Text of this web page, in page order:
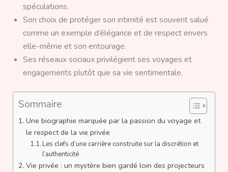
spéculations.
Son choix de protéger son intimité est souvent salué
comme un exemple d’élégance et de respect envers
elle-même et son entourage.
Ses réseaux sociaux privilégient ses voyages et
engagements plutôt que sa vie sentimentale.
Sommaire
Une biographie marquée par la passion du voyage et
le respect de la vie privée
Les clefs d’une carrière construite sur la discrétion et
l’authenticité
Vie privée : un mystère bien gardé loin des projecteurs